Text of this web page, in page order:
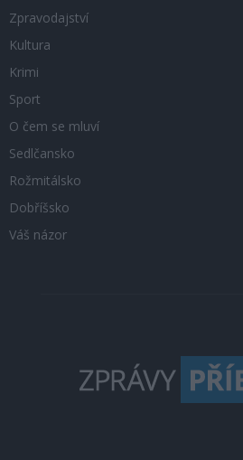
Zpravodajství
Kultura
Krimi
Sport
O čem se mluví
Sedlčansko
Rožmitálsko
Dobříšsko
Váš názor